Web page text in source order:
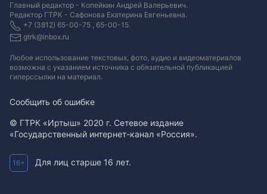
Главный редактор - Копейкин Андрей Валерьевич.
Редактор ГТРК - Сафонова Екатерина Евгеньевна.
+7 (3812) 65-00-75 , 65-00-15.
gtrk@inbox.ru
Любое использование текстовых, фото, аудио и видеоматериалов
возможна с указанием источника с обязательной публикацией
гиперссылки на материал.
Сообщить об ошибке
© ГТРК «Иртыш» 2020 г. Сетевое издание
«Государственный интернет-канал «Россия».
16+ Для лиц старше 16 лет.